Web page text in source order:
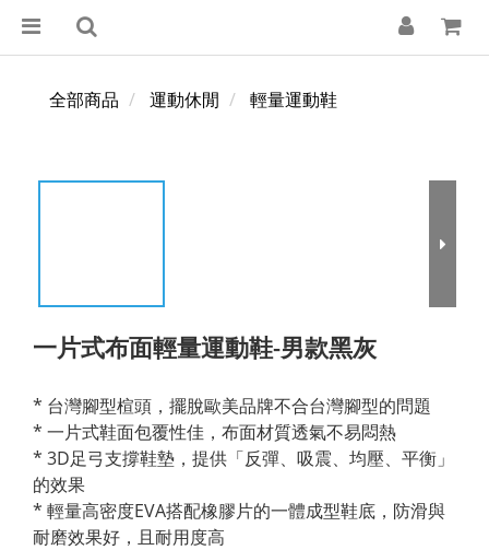
全部商品 運動休閒 輕量運動鞋
一片式布面輕量運動鞋-男款黑灰
* 台灣腳型楦頭，擺脫歐美品牌不合台灣腳型的問題
* 一片式鞋面包覆性佳，布面材質透氣不易悶熱
* 3D足弓支撐鞋墊，提供「反彈、吸震、均壓、平衡」
的效果
* 輕量高密度EVA搭配橡膠片的一體成型鞋底，防滑與
耐磨效果好，且耐用度高